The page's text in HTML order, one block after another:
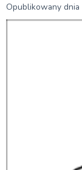
Opublikowany dnia